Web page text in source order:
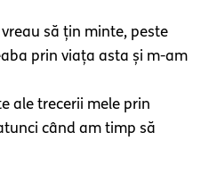
să țin minte, peste
prin viața asta și m-am
ale trecerii mele prin
când am timp să